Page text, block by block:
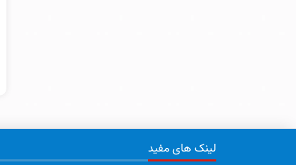
لینک های مفید